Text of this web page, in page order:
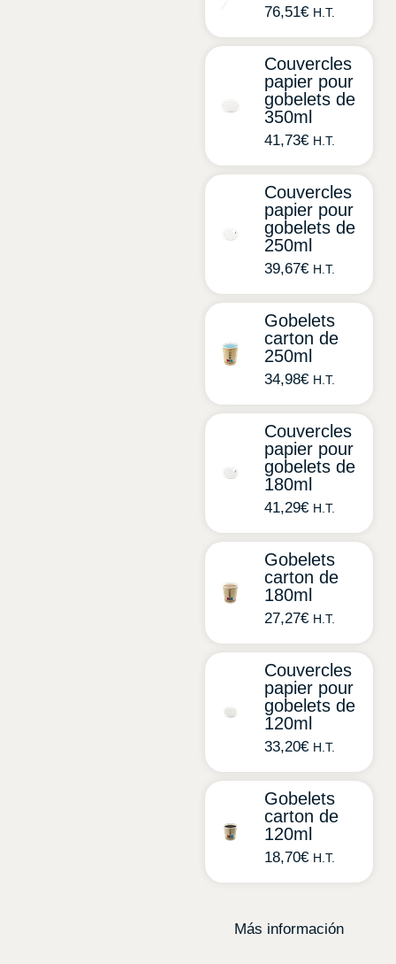
Más información
76,51€ H.T.
Couvercles
papier pour
gobelets de
350ml
41,73€ H.T.
Couvercles
papier pour
gobelets de
250ml
39,67€ H.T.
Gobelets
carton de
250ml
34,98€ H.T.
Couvercles
papier pour
gobelets de
180ml
41,29€ H.T.
Gobelets
carton de
180ml
27,27€ H.T.
Couvercles
papier pour
gobelets de
120ml
33,20€ H.T.
Gobelets
carton de
120ml
18,70€ H.T.